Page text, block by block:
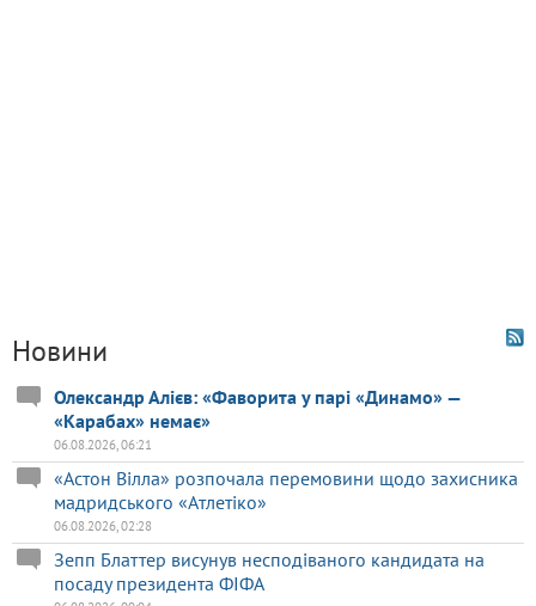
Новини
Олександр Алієв: «Фаворита у парі «Динамо» —
«Карабах» немає»
06.08.2026, 06:21
«Астон Вілла» розпочала перемовини щодо захисника
мадридського «Атлетіко»
06.08.2026, 02:28
Зепп Блаттер висунув несподіваного кандидата на
посаду президента ФІФА